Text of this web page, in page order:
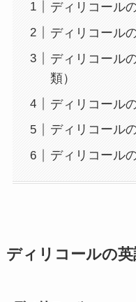
ディリコール
ディリコール
ディリコール
類）
ディリコール
ディリコール
ディリコール
ディリコールの英